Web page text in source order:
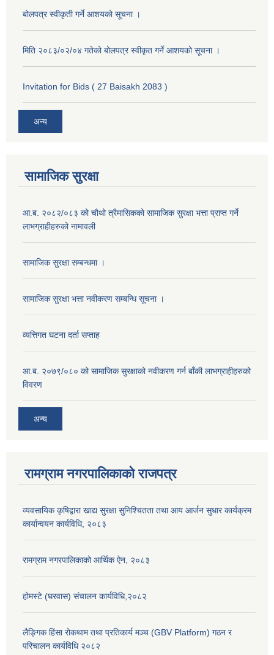
बोलपत्र स्वीकृती गर्ने आशयको सूचना ।
मिति २०८३/०२/०४ गतेको बोलपत्र स्वीकृत गर्ने आशयको सूचना ।
Invitation for Bids ( 27 Baisakh 2083 )
अन्य
सामाजिक सुरक्षा
आ.ब. २०८२/०८३ को चौथो त्रैमासिकको सामाजिक सुरक्षा भत्ता प्राप्त गर्ने
लाभग्राहीहरुको नामावली
सामाजिक सुरक्षा सम्बन्धमा ।
सामाजिक सुरक्षा भत्ता नवीकरण सम्बन्धि सूचना ।
व्यत्तिगत घटना दर्ता सप्ताह
आ.ब. २०७९/०८० को सामाजिक सुरक्षाको नवीकरण गर्न बाँकी लाभग्राहीहरुको
विवरण
अन्य
रामग्राम नगरपालिकाको राजपत्र
व्यवसायिक कृषिद्वारा खाद्य सुरक्षा सुनिश्चितता तथा आय आर्जन सुधार कार्यक्रम
कार्यान्वयन कार्यविधि, २०८३
रामग्राम नगरपालिकाको आर्थिक ऐन, २०८३
होमस्टे (घरवास) संचालन कार्यविधि,२०८२
लैङ्गिक हिंसा रोकथाम तथा प्रतिकार्य मञ्च (GBV Platform) गठन र
परिचालन कार्यविधि २०८२